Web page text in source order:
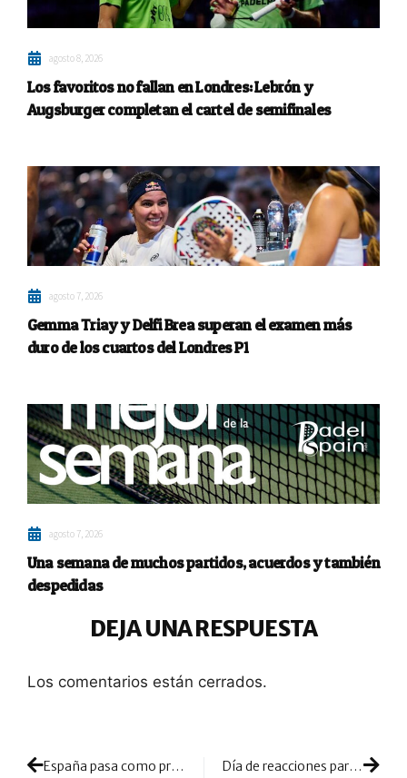
agosto 8, 2026
Los favoritos no fallan en Londres: Lebrón y
Augsburger completan el cartel de semifinales
agosto 7, 2026
Gemma Triay y Delfi Brea superan el examen más
duro de los cuartos del Londres P1
agosto 7, 2026
Una semana de muchos partidos, acuerdos y también
despedidas
DEJA UNA RESPUESTA
Los comentarios están cerrados.
España pasa como primera de grupo: duelos de cuartos ante Portugal en mujeres y Chile en hombres Día de reacciones para no quedarse fuera: jornada de dominio alterno en el arranque del cuadro final